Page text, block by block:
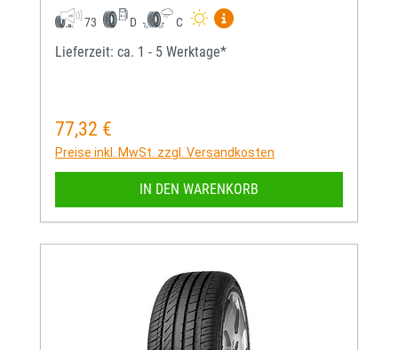
73 D C
Mehr Informationen zum
Lieferzeit: ca. 1 - 5 Werktage*
Regulärer Preis:
77,32 €
Preise inkl. MwSt. zzgl. Versandkosten
IN DEN WARENKORB